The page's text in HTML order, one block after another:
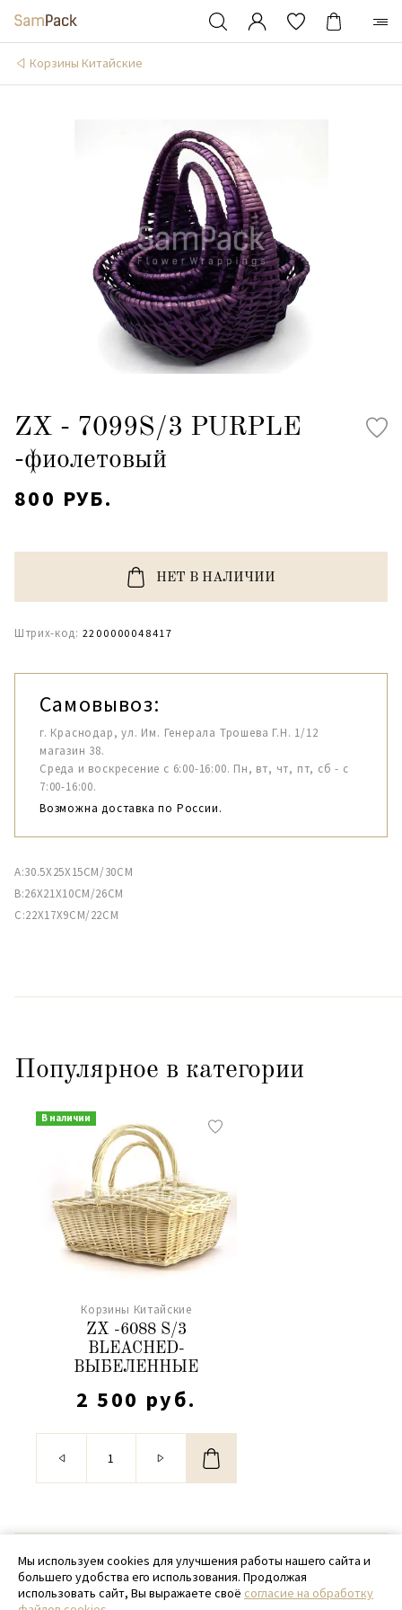
Корзины Китайские
ZX - 7099S/3 PURPLE
-фиолетовый
800 РУБ.
НЕТ В НАЛИЧИИ
Штрих-код: 2200000048417
Самовывоз:
г. Краснодар, ул. Им. Генерала Трошева Г.Н. 1/12
магазин 38.
Среда и воскресение с 6:00-16:00. Пн, вт, чт, пт, сб - с
7:00-16:00.
Возможна доставка по России.
A:30.5X25X15CM/30CM
B:26X21X10CM/26CM
C:22X17X9CM/22CM
Популярное в категории
В наличии
Корзины Китайские
ZX -6088 S/3
BLEACHED-
ВЫБЕЛЕННЫЕ
2 500 руб.
© 2020 - 2026 SamPack
+ 7 (918) 699-97-87
Мы используем cookies для улучшения работы нашего сайта и
большего удобства его использования. Продолжая
использовать сайт, Вы выражаете своё согласие на обработку